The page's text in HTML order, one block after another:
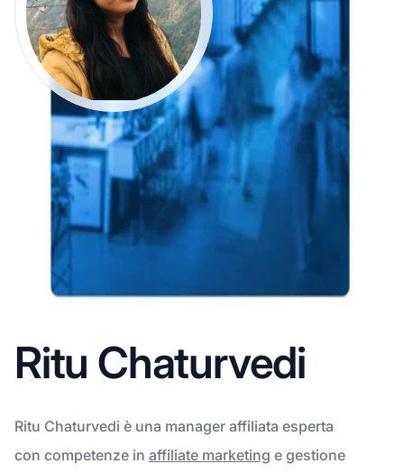
Ritu Chaturvedi
Ritu Chaturvedi è una manager affiliata esperta
con competenze in affiliate marketing e gestione